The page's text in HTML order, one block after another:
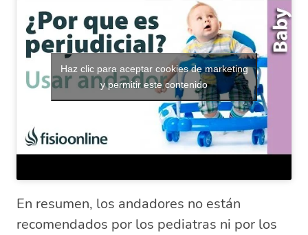
Haz clic para aceptar cookies de marketing
y permitir este contenido
En resumen, los andadores no están
recomendados por los pediatras ni por los